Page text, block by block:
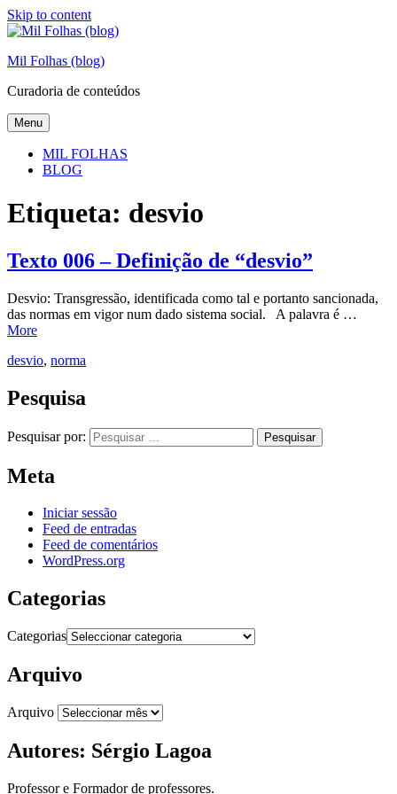
Skip to content
Mil Folhas (blog)
Curadoria de conteúdos
Menu
MIL FOLHAS
BLOG
Etiqueta: desvio
Texto 006 – Definição de “desvio”
Desvio: Transgressão, identificada como tal e portanto sancionada,
das normas em vigor num dado sistema social. A palavra é …
More
desvio, norma
Pesquisa
Pesquisar por:
Meta
Iniciar sessão
Feed de entradas
Feed de comentários
WordPress.org
Categorias
Categorias
Arquivo
Arquivo
Autores: Sérgio Lagoa
Professor e Formador de professores.